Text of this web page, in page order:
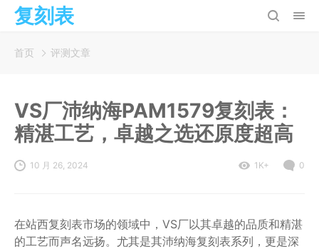
复刻表
首页 评测文章
VS厂沛纳海PAM1579复刻表：
精湛工艺，卓越之选还原度超高
10 月 26, 2024 1K+ 0
在站西复刻表市场的领域中，VS厂以其卓越的品质和精湛
的工艺而声名远扬。尤其是其沛纳海复刻表系列，更是深